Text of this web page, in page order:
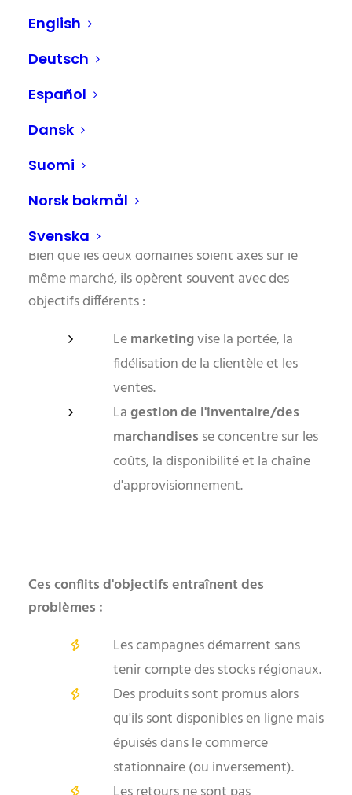
English
Deutsch
Español
Dansk
Suomi
Norsk bokmål
Svenska
détaillants qui intègrent des systèmes de big
data, y compris des plateformes d’inventaire, de
améliorations mesurables de la performance de
leurs campagnes.
l'inventaire et le marketing sont
souvent des mondes séparés
Bien que les deux domaines soient axés sur le
même marché, ils opèrent souvent avec des
objectifs différents :
Lemarketingvise la portée, la
fidélisation de la clientèle et les
ventes.
Lagestion de l'inventaire/des
marchandises se concentre sur les
coûts, la disponibilité et la chaîne
d'approvisionnement.
Ces conflits d'objectifs entraînent des
problèmes :
Les campagnes démarrent sans
tenir compte des stocks régionaux.
Des produits sont promus alors
qu'ils sont disponibles en ligne mais
épuisés dans le commerce
stationnaire (ou inversement).